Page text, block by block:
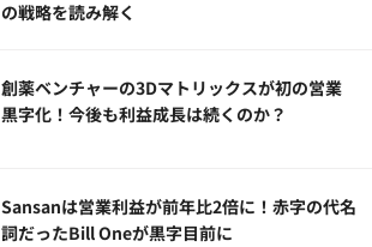
の戦略を読み解く
創薬ベンチャーの3Dマトリックスが初の営業
黒字化！今後も利益成長は続くのか？
Sansanは営業利益が前年比2倍に！赤字の代名
詞だったBill Oneが黒字目前に